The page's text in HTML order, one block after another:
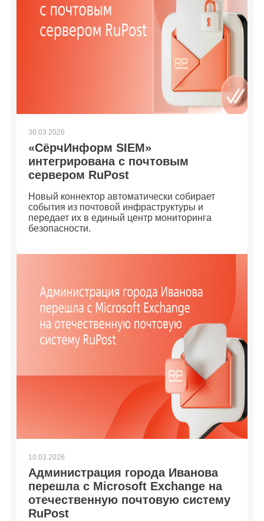
30.03.2026
«СёрчИнформ SIEM»
интегрирована с почтовым
сервером RuPost
Новый коннектор автоматически собирает
события из почтовой инфраструктуры и
передает их в единый центр мониторинга
безопасности.
10.03.2026
Администрация города Иванова
перешла с Microsoft Exchange на
отечественную почтовую систему
RuPost